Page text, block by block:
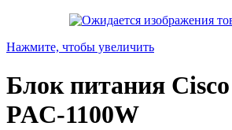
Нажмите, чтобы увеличить
Блок питания
PAC-1100W